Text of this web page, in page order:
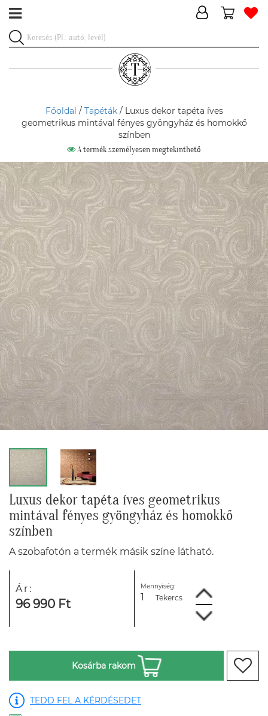
Főoldal / Tapéták/ Luxus dekor tapéta íves
geometrikus mintával fényes gyöngyház és homokkő
színben
A termék személyesen megtekinthető
Luxus dekor tapéta íves geometrikus
mintával fényes gyöngyház és homokkő
színben
A szobafotón a termék másik színe látható.
Ár:
96 990 Ft
Mennyiség:
Tekercs
Kosárba rakom
TEDD FEL A KÉRDÉSEDET